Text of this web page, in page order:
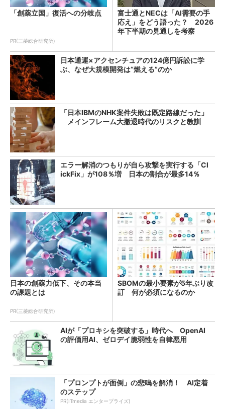
「創薬立国」復活への分岐点
PR(三菱総合研究所)
富士通とNECは「AI需要の手
応え」をどう語った？ 2026
年下半期の見通しを考察
日本通運×アクセンチュアの124億円訴訟に学
ぶ、なぜ大規模開発は“燃える”のか
「日本IBMのNHK案件失敗は既定路線だった」
メインフレーム大撤退時代のリスクと教訓
エラー解消のつもりが自ら攻撃を実行する「Cl
ickFix」が108％増 日本の割合が最多14％
日本の創薬力低下、その本当
の課題とは
PR(三菱総合研究所)
SBOMの最小要素が5年ぶり改
訂 何が必須になるのか
AIが「プロキシを突破する」時代へ OpenAI
の評価用AI、ゼロデイ脆弱性を自律悪用
「プロンプトが面倒」の悲鳴を解消！ AI定着
のステップ
PR(ITmedia エンタープライズ)